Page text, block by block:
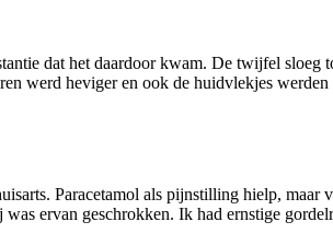
dat het daardoor kwam. De twijfel sloeg
werd heviger en ook de huidvlekjes
Paracetamol als pijnstilling hielp, maar
ervan geschrokken. Ik had ernstige